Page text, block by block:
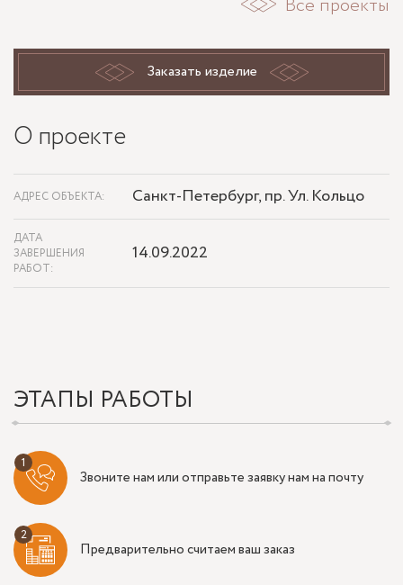
Все проекты
Заказать изделие
О проекте
АДРЕС ОБЪЕКТА: Санкт-Петербург, пр. Ул. Кольцо
ДАТА
ЗАВЕРШЕНИЯ
РАБОТ:
14.09.2022
ЭТАПЫ РАБОТЫ
Звоните нам или отправьте заявку нам на почту
Предварительно считаем ваш заказ